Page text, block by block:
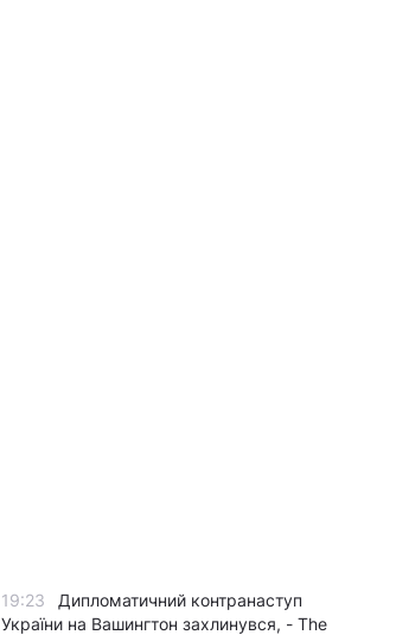
19:23
Дипломатичний контранаступ
України на Вашингтон захлинувся, - The